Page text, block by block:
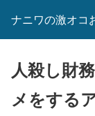
ナニワの激オコ
人殺し財
メをする